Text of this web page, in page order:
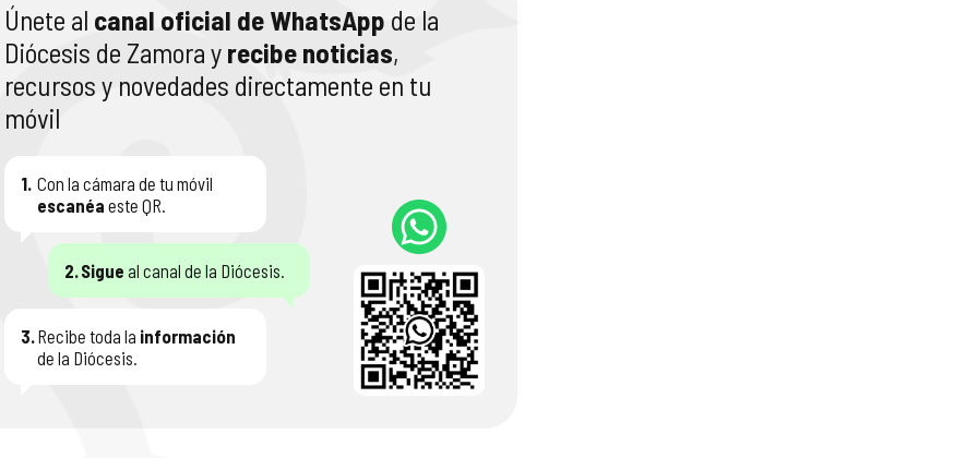
Únete al canal oficial de WhatsApp de la
Diócesis de Zamora y recibe noticias,
recursos y novedades directamente en tu
móvil
1. Con la cámara de tu móvil
escanéa este QR.
2.Sigue al canal de la Diócesis.
3.Recibe toda la información
de la Diócesis.